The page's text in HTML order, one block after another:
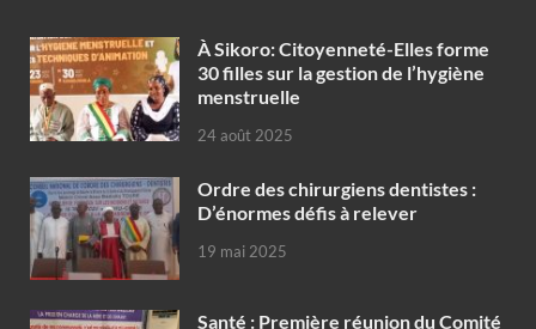
À Sikoro: Citoyenneté-Elles forme
30 filles sur la gestion de l’hygiène
menstruelle
24 août 2025
Ordre des chirurgiens dentistes :
D’énormes défis à relever
19 mai 2025
Santé : Première réunion du Comité